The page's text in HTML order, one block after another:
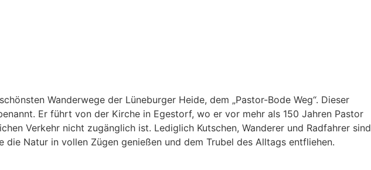
Wanderwege der Lüneburger Heide, dem „Pastor-Bode Weg“. Dieser
Er führt von der Kirche in Egestorf, wo er vor mehr als 150 Jahren Pastor
Verkehr nicht zugänglich ist. Lediglich Kutschen, Wanderer und Radfahrer sind
die Natur in vollen Zügen genießen und dem Trubel des Alltags entfliehen.